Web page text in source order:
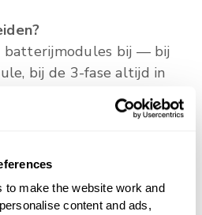
to make the website work and
content and ads,
batterijmodules bij — bij
bij de 3-fase altijd in
geen specifieke
koppeling gebruikt de
ingangen.